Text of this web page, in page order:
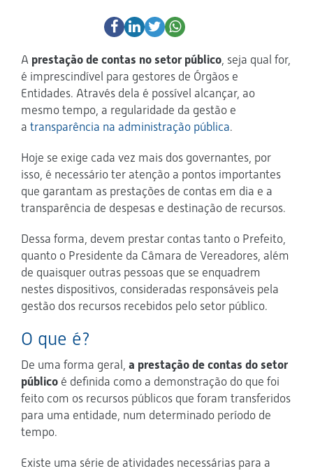
A prestação de contas no setor público, seja qual for,
é imprescindível para gestores de Órgãos e
Entidades. Através dela é possível alcançar, ao
mesmo tempo, a regularidade da gestão e
a transparência na administração pública.
Hoje se exige cada vez mais dos governantes, por
isso, é necessário ter atenção a pontos importantes
que garantam as prestações de contas em dia e a
transparência de despesas e destinação de recursos.
Dessa forma, devem prestar contas tanto o Prefeito,
quanto o Presidente da Câmara de Vereadores, além
de quaisquer outras pessoas que se enquadrem
nestes dispositivos, consideradas responsáveis pela
gestão dos recursos recebidos pelo setor público.
O que é?
De uma forma geral, a prestação de contas do setor
público é definida como a demonstração do que foi
feito com os recursos públicos que foram transferidos
para uma entidade, num determinado período de
tempo.
Existe uma série de atividades necessárias para a